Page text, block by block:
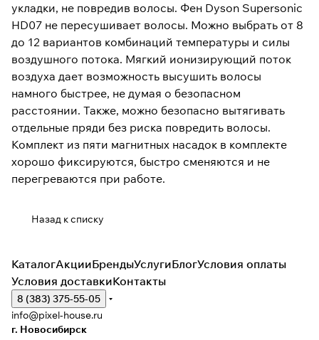
укладки, не повредив волосы. Фен Dyson Supersonic
HD07 не пересушивает волосы. Можно выбрать от 8
до 12 вариантов комбинаций температуры и силы
воздушного потока. Мягкий ионизирующий поток
воздуха дает возможность высушить волосы
намного быстрее, не думая о безопасном
расстоянии. Также, можно безопасно вытягивать
отдельные пряди без риска повредить волосы.
Комплект из пяти магнитных насадок в комплекте
хорошо фиксируются, быстро сменяются и не
перегреваются при работе.
Назад к списку
КаталогАкцииБрендыУслугиБлогУсловия оплаты
Условия доставкиКонтакты
8 (383) 375-55-05
info@pixel-house.ru
г. Новосибирск